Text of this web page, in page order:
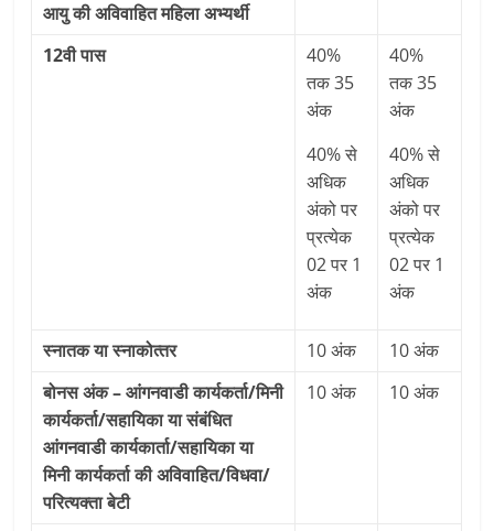
आयु की अविवाहित महिला अभ्‍यर्थी
12वी पास
40%
तक 35
अंक
40% से
अधिक
अंको पर
प्रत्‍येक
02 पर 1
अंक
40%
तक 35
अंक
40% से
अधिक
अंको पर
प्रत्‍येक
02 पर 1
अंक
स्‍नातक या स्‍नाकोत्‍तर 10 अंक
10 अंक
बोनस अंक – आंगनवाडी कार्यकर्ता/मिनी
कार्यकर्ता/सहायिका या संबंधित
आंगनवाडी कार्यकार्ता/सहायिका या
मिनी कार्यकर्ता की अविवाहित/विधवा/
परित्‍यक्‍ता बेटी
10 अंक 10 अंक